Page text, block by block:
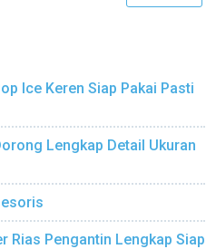
Ice Keren Siap Pakai Pasti
Lengkap Detail Ukuran
Rias Pengantin Lengkap Siap